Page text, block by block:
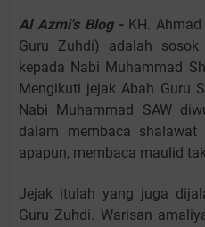
Al Azmi's Blog - KH.
Guru Zuhdi) adalah
kepada Nabi Muhammad
Mengikuti jejak Abah Guru
Nabi Muhammad SAW
dalam membaca
apapun, membaca maulid
Jejak itulah yang juga
Guru Zuhdi. Warisan